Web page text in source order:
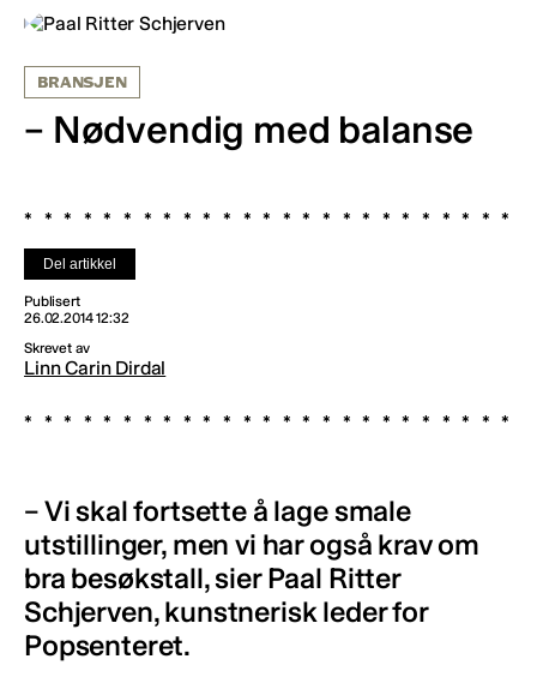
BRANSJEN
– Nødvendig med balanse
Del artikkel
Publisert
26.02.2014 12:32
Skrevet av
Linn Carin Dirdal
– Vi skal fortsette å lage smale
utstillinger, men vi har også krav om
bra besøkstall, sier Paal Ritter
Schjerven, kunstnerisk leder for
Popsenteret.